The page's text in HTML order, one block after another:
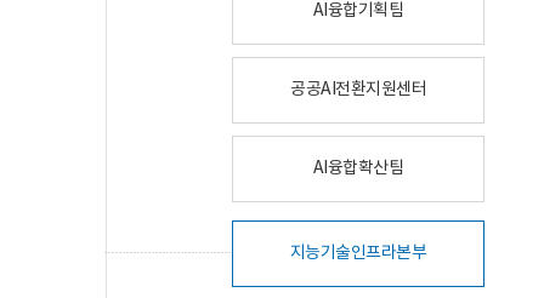
AI융합기획팀
공공AI전환지원센터
AI융합확산팀
지능기술인프라본부